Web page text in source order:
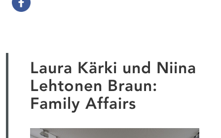
Laura Kärki und Niina
Lehtonen Braun:
Family Affairs